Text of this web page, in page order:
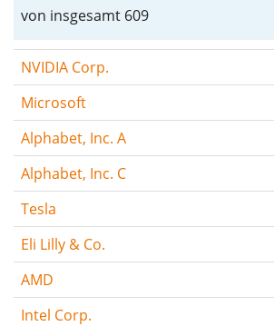
von insgesamt 609
NVIDIA Corp.
Microsoft
Alphabet, Inc. A
Alphabet, Inc. C
Tesla
Eli Lilly & Co.
AMD
Intel Corp.